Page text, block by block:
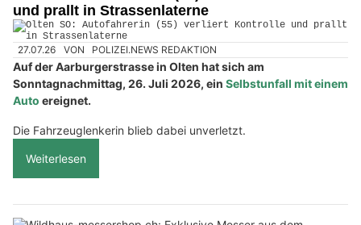
und prallt in Strassenlaterne
27.07.26 VON POLIZEI.NEWS REDAKTION
Auf der Aarburgerstrasse in Olten hat sich am
Sonntagnachmittag, 26. Juli 2026, ein Selbstunfall mit einem
Auto ereignet.
Die Fahrzeuglenkerin blieb dabei unverletzt.
Weiterlesen